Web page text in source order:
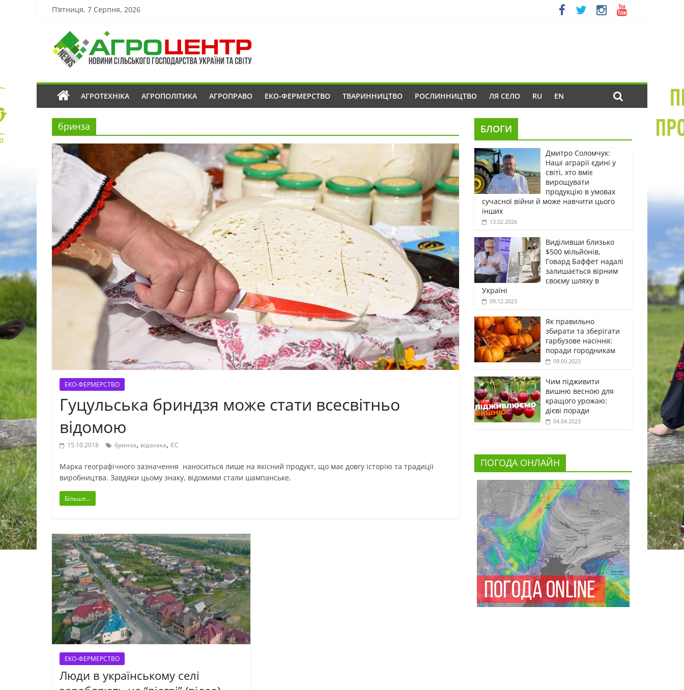
П’ятниця, 7 Серпня, 2026
АГРОТЕХНІКА АГРОПОЛІТИКА АГРОПРАВО ЕКО-ФЕРМЕРСТВО ТВАРИННИЦТВО РОСЛИННИЦТВО ЛЯ СЕЛО RU EN
бринза
ЕКО-ФЕРМЕРСТВО
Гуцульська бриндзя може стати всесвітньо
відомою
15.10.2018 бринза, відзнака, ЄС
Марка географічного зазначення наноситься лише на якісний продукт, що має довгу історію та традиції
виробництва. Завдяки цьому знаку, відомими стали шампанське,
Більше...
ЕКО-ФЕРМЕРСТВО
Люди в українському селі
БЛОГИ
Дмитро Соломчук:
Наші аграрії єдині у
світі, хто вміє
вирощувати
продукцію в умовах
сучасної війни й може навчити цього
інших
13.02.2026
Виділивши близько
$500 мільйонів,
Говард Баффет надалі
залишається вірним
своєму шляху в
Україні
09.12.2023
Як правильно
збирати та зберігати
гарбузове насіння:
поради городникам
09.09.2023
Чим підживити
вишню весною для
кращого урожаю:
дієві поради
04.04.2023
ПОГОДА ОНЛАЙН